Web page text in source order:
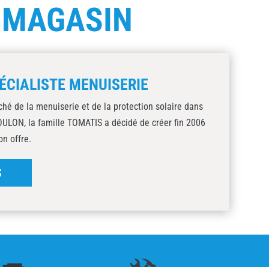
MAGASIN
MENUISERIE
de la menuiserie et de la protection solaire dans
la famille TOMATIS a décidé de créer fin 2006
offre.